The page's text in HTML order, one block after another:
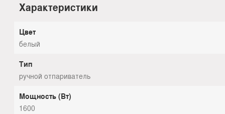
Характеристики
Цвет
белый
Тип
ручной отпариватель
Мощность (Вт)
1600